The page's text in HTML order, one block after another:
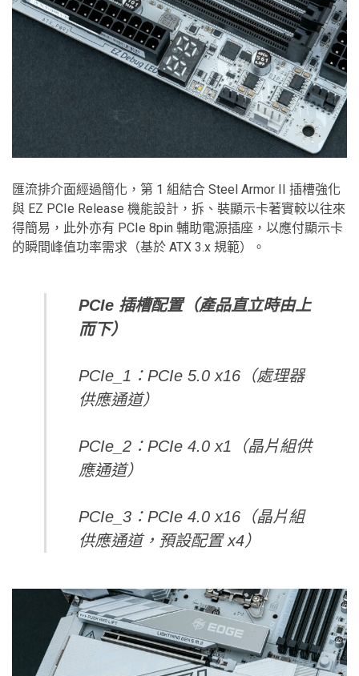
匯流排介面經過簡化，第 1 組結合 Steel Armor II 插槽強化
與 EZ PCIe Release 機能設計，拆、裝顯示卡著實較以往來
得簡易，此外亦有 PCIe 8pin 輔助電源插座，以應付顯示卡
的瞬間峰值功率需求（基於 ATX 3.x 規範）。
PCIe 插槽配置（產品直立時由上
而下）
PCIe_1：PCIe 5.0 x16（處理器
供應通道）
PCIe_2：PCIe 4.0 x1（晶片組供
應通道）
PCIe_3：PCIe 4.0 x16（晶片組
供應通道，預設配置 x4）